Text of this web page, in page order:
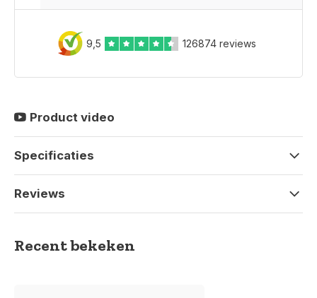
9,5 126874 reviews
Product video
Specificaties
Reviews
Recent bekeken